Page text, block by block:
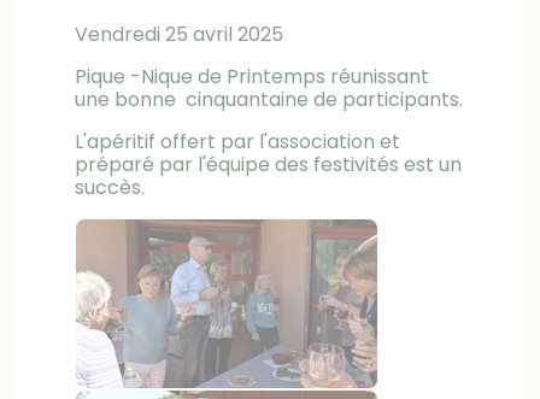
Vendredi 25 avril 2025
Pique -Nique de Printemps réunissant
une bonne cinquantaine de participants.
L'apéritif offert par l'association et
préparé par l'équipe des festivités est un
succès.